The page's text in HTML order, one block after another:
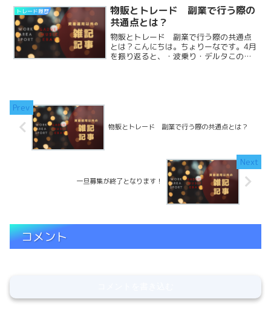
はしっかりエントReadMore...
トレード履歴
物販とトレード 副業で行う際の
共通点とは？
物販とトレード 副業で行う際の共通点
とは？こんにちは。ちょりーなです。4月
を振り返ると、・波乗り・デルタこの講
物販とトレード 副業で行う際の共通点とは？
一旦募集が終了となります！
コメント